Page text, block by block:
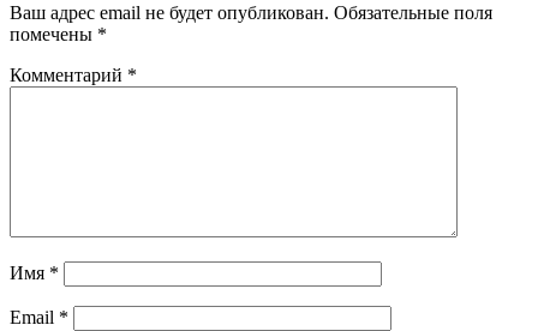
Ваш адрес email не будет опубликован. Обязательные поля
помечены *
Комментарий *
Имя *
Email *